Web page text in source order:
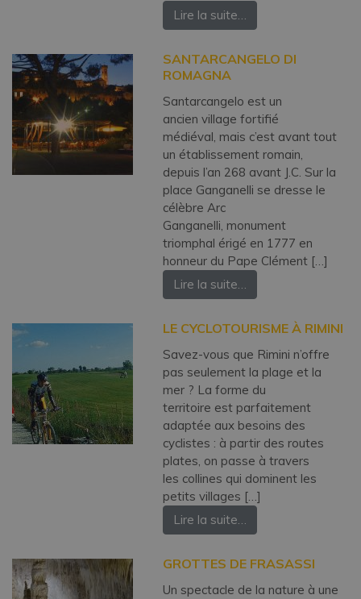
Lire la suite…
SANTARCANGELO DI
ROMAGNA
Santarcangelo est un
ancien village fortifié
médiéval, mais c’est avant tout
un établissement romain,
depuis l’an 268 avant J.C. Sur la
place Ganganelli se dresse le
célèbre Arc
Ganganelli, monument
triomphal érigé en 1777 en
honneur du Pape Clément […]
Lire la suite…
LE CYCLOTOURISME À RIMINI
Savez-vous que Rimini n’offre
pas seulement la plage et la
mer ? La forme du
territoire est parfaitement
adaptée aux besoins des
cyclistes : à partir des routes
plates, on passe à travers
les collines qui dominent les
petits villages […]
Lire la suite…
GROTTES DE FRASASSI
Un spectacle de la nature à une